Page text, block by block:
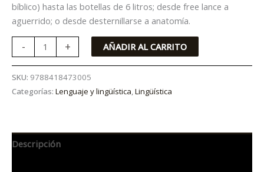
bíblico) hasta las botellas de 6 litros; desde free lance a
aguerrido; o desde desternillarse a anatomía.
- + AÑADIR AL CARRITO
SKU: 9788418473005
Categorías: Lenguaje y lingüística,Lingüística
Descripción